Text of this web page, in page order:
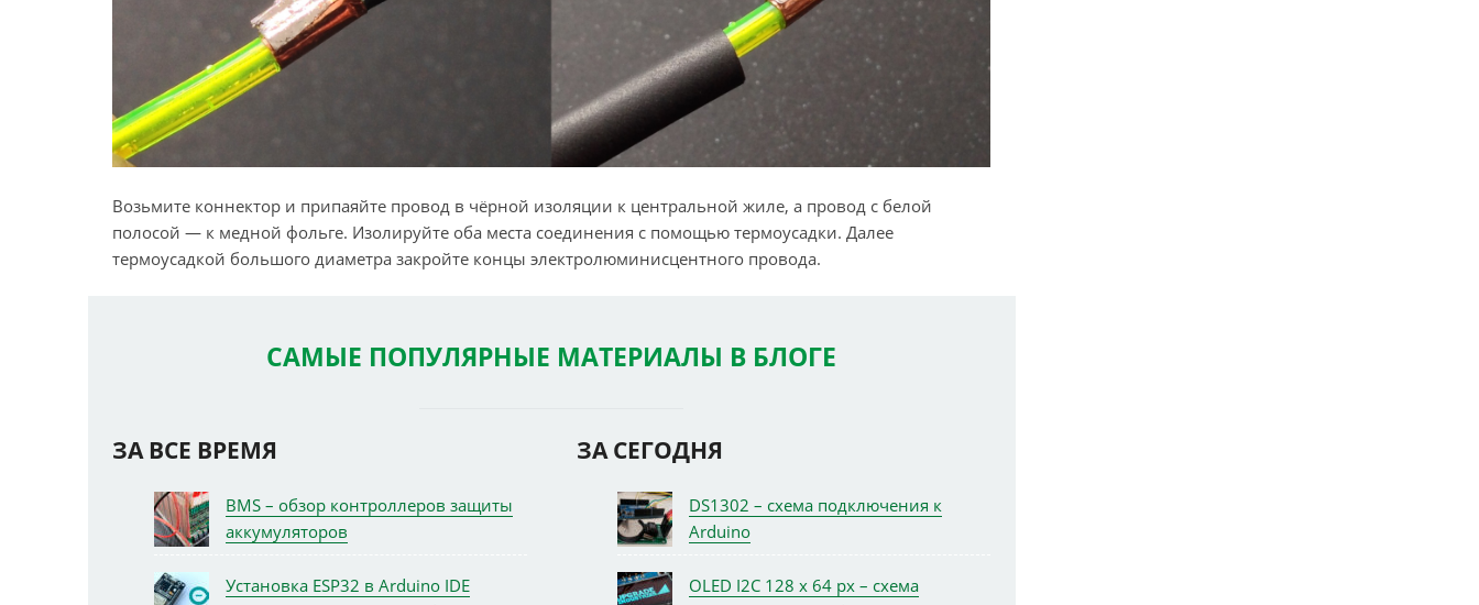
Возьмите коннектор и припаяйте провод в чёрной изоляции к центральной жиле, а провод с белой
полосой — к медной фольге. Изолируйте оба места соединения с помощью термоусадки. Далее
термоусадкой большого диаметра закройте концы электролюминисцентного провода.
САМЫЕ ПОПУЛЯРНЫЕ МАТЕРИАЛЫ В БЛОГЕ
ЗА ВСЕ ВРЕМЯ
BMS – обзор контроллеров защиты
аккумуляторов
Установка ESP32 в Arduino IDE
ЗА СЕГОДНЯ
DS1302 – схема подключения к
Arduino
OLED I2C 128 x 64 px – схема